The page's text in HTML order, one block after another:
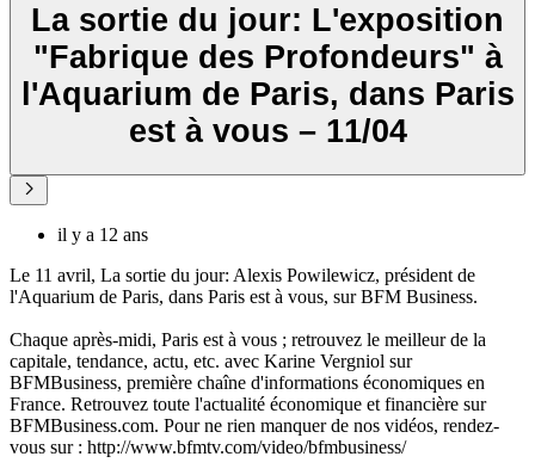
La sortie du jour: L'exposition
"Fabrique des Profondeurs" à
l'Aquarium de Paris, dans Paris
est à vous – 11/04
il y a 12 ans
Le 11 avril, La sortie du jour: Alexis Powilewicz, président de
l'Aquarium de Paris, dans Paris est à vous, sur BFM Business.
Chaque après-midi, Paris est à vous ; retrouvez le meilleur de la
capitale, tendance, actu, etc. avec Karine Vergniol sur
BFMBusiness, première chaîne d'informations économiques en
France. Retrouvez toute l'actualité économique et financière sur
BFMBusiness.com. Pour ne rien manquer de nos vidéos, rendez-
vous sur : http://www.bfmtv.com/video/bfmbusiness/